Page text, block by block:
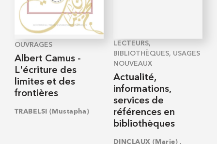
OUVRAGES
Albert Camus -
L'écriture des
limites et des
frontières
TRABELSI (Mustapha)
LECTEURS,
BIBLIOTHÈQUES, USAGES
NOUVEAUX
Actualité,
informations,
services de
références en
bibliothèques
DINCLAUX (Marie) ,